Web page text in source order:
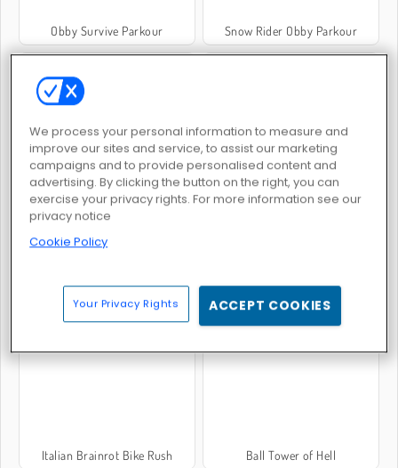
Obby Survive Parkour Snow Rider Obby Parkour
Italian Brainrot Obby Parkour Math Runner
Tung Tung Sahur: Obby Challenge Color Race Obby
Italian Brainrot Bike Rush Ball Tower of Hell
We process your personal information to measure and
improve our sites and service, to assist our marketing
campaigns and to provide personalised content and
advertising. By clicking the button on the right, you can
exercise your privacy rights. For more information see our
privacy notice
Cookie Policy
Your Privacy Rights ACCEPT COOKIES